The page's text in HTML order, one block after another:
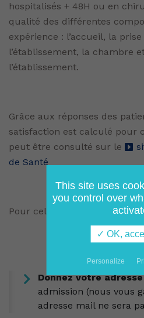
hospitalisés + 48H ou en
qualité des différentes
expérience : l’accueil, la
l’établissement, la chambre
l’établissement.
Grâce aux réponses des
satisfaction est calculé pour
peut être consulté sur le
de Santé
Pour cela :
Donnez votre
admission (nous vous
adresse mail ne sera
This site uses
you control over
✓ OK,
Personalize